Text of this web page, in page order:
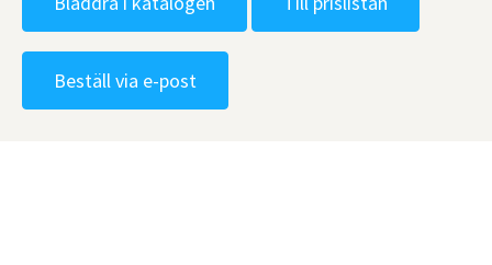
Beställ via e-post